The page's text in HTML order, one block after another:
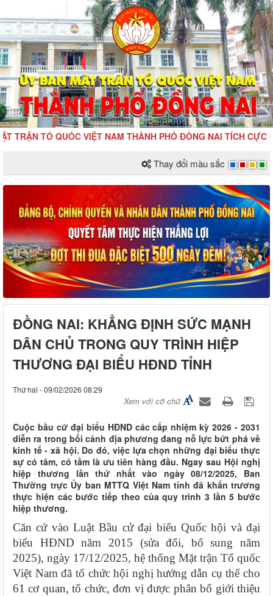
TỔ QUỐC VIỆT NAM THÀNH PHỐ ĐỒNG NAI TÍCH CỰC
Thay đổi màu sắc
ĐỒNG NAI: KHẲNG ĐỊNH SỨC MẠNH
DÂN CHỦ TRONG QUY TRÌNH HIỆP
THƯƠNG ĐẠI BIỂU HĐND TỈNH
Thứ hai - 09/02/2026 08:29
Xem với cỡ chữ
Cuộc bầu cử đại biểu HĐND các cấp nhiệm kỳ 2026 - 2031
diễn ra trong bối cảnh địa phương đang nỗ lực bứt phá về
kinh tế - xã hội. Do đó, việc lựa chọn những đại biểu thực
sự có tâm, có tầm là ưu tiên hàng đầu. Ngay sau Hội nghị
hiệp thương lần thứ nhất vào ngày 08/12/2025, Ban
Thường trực Ủy ban MTTQ Việt Nam tỉnh đã khẩn trương
thực hiện các bước tiếp theo của quy trình 3 lần 5 bước
hiệp thương.
Căn cứ vào Luật Bầu cử đại biểu Quốc hội và đại
biểu HĐND năm 2015 (sửa đổi, bổ sung năm
2025), ngày 17/12/2025, hệ thống Mặt trận Tổ quốc
Việt Nam đã tổ chức hội nghị hướng dẫn cụ thể cho
61 cơ quan, tổ chức, đơn vị được phân bổ giới thiệu